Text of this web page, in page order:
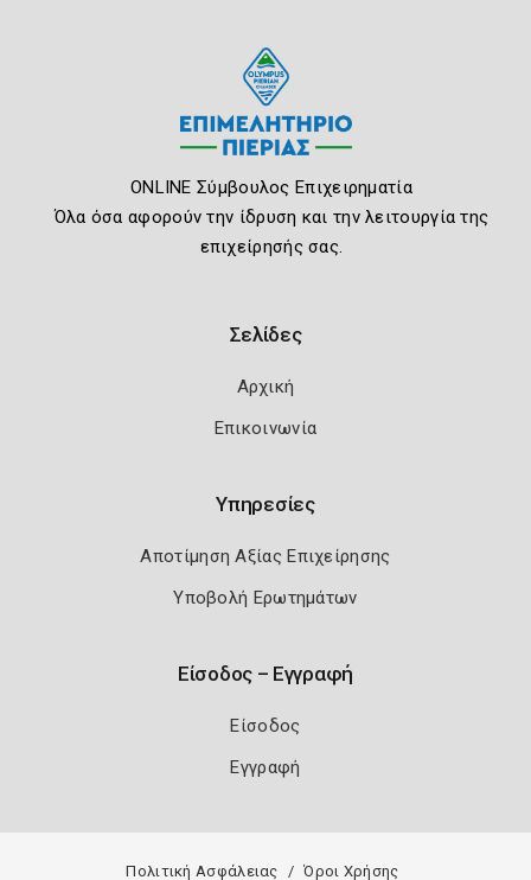
ONLINE Σύμβουλος Επιχειρηματία
Όλα όσα αφορούν την ίδρυση και την λειτουργία της
επιχείρησής σας.
Σελίδες
Αρχική
Επικοινωνία
Υπηρεσίες
Αποτίμηση Αξίας Επιχείρησης
Υποβολή Ερωτημάτων
Είσοδος – Εγγραφή
Είσοδος
Εγγραφή
Πολιτική Ασφάλειας Όροι Χρήσης